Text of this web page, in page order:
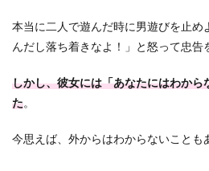
本当に二人で遊んだ時に男遊びを止め
んだし落ち着きなよ！」と怒って忠告
しかし、彼女には「あなたにはわから
た。
今思えば、外からはわからないことも